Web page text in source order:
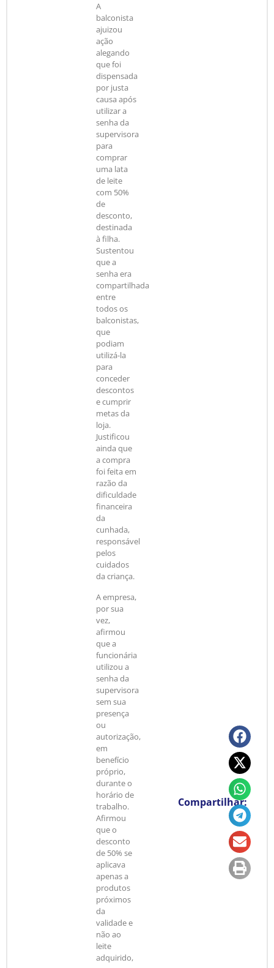
A
balconista
ajuizou
ação
alegando
que foi
dispensada
por justa
causa após
utilizar a
senha da
supervisora
para
comprar
uma lata
de leite
com 50%
de
desconto,
destinada
à filha.
Sustentou
que a
senha era
compartilhada
entre
todos os
balconistas,
que
podiam
utilizá-la
para
conceder
descontos
e cumprir
metas da
loja.
Justificou
ainda que
a compra
foi feita em
razão da
dificuldade
financeira
da
cunhada,
responsável
pelos
cuidados
da criança.
A empresa,
por sua
vez,
afirmou
que a
funcionária
utilizou a
senha da
supervisora
sem sua
presença
ou
autorização,
em
benefício
próprio,
durante o
horário de
trabalho.
Afirmou
que o
desconto
de 50% se
aplicava
apenas a
produtos
próximos
da
validade e
não ao
leite
adquirido,
Compartilhar: